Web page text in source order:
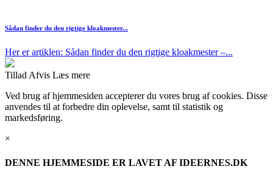
Sådan finder du den rigtige kloakmester...
Her er artiklen: Sådan finder du den rigtige kloakmester –...
Tillad Afvis Læs mere
Ved brug af hjemmesiden accepterer du vores brug af cookies. Disse
anvendes til at forbedre din oplevelse, samt til statistik og
markedsføring.
×
DENNE HJEMMESIDE ER LAVET AF IDEERNES.DK